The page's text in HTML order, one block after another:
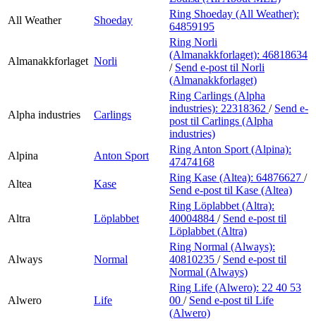
All Weather
Shoeday
Ring Shoeday (All Weather):
64859195
Almanakkforlaget Norli
Ring Norli
(Almanakkforlaget): 46818634
/ Send e-post til Norli
(Almanakkforlaget)
Alpha industries Carlings
Ring Carlings (Alpha
industries): 22318362 / Send e-
post til Carlings (Alpha
industries)
Alpina
Anton Sport
Ring Anton Sport (Alpina):
47474168
Altea
Kase
Ring Kase (Altea): 64876627 /
Send e-post til Kase (Altea)
Altra Löplabbet
Ring Löplabbet (Altra):
40004884 / Send e-post til
Löplabbet (Altra)
Always Normal
Ring Normal (Always):
40810235 / Send e-post til
Normal (Always)
Alwero Life
Ring Life (Alwero): 22 40 53
00 / Send e-post til Life
(Alwero)